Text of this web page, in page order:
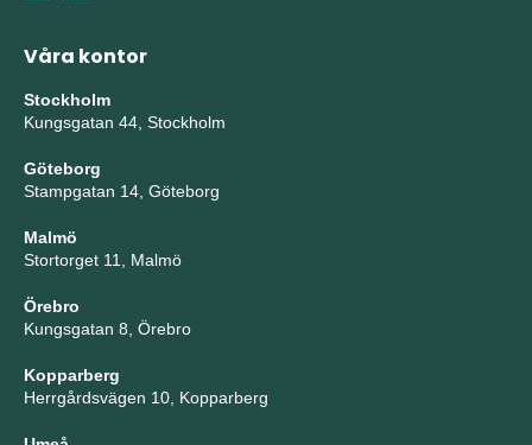
Våra kontor
Stockholm
Kungsgatan 44, Stockholm
Göteborg
Stampgatan 14, Göteborg
Malmö
Stortorget 11, Malmö
Örebro
Kungsgatan 8, Örebro
Kopparberg
Herrgårdsvägen 10, Kopparberg